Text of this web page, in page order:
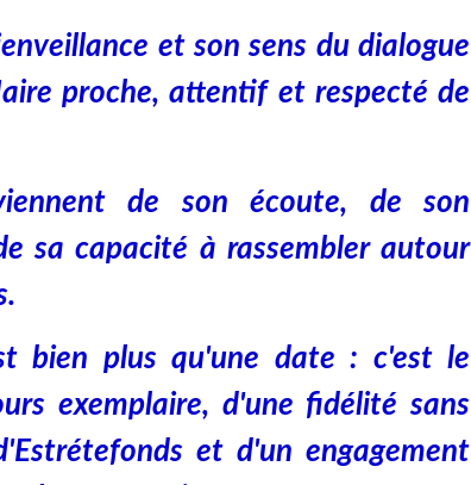
et son sens du dialogue
proche, attentif et respecté de
de son écoute, de son
sa capacité à rassembler autour
bien plus qu'une date : c'est le
exemplaire, d'une fidélité sans
et d'un engagement